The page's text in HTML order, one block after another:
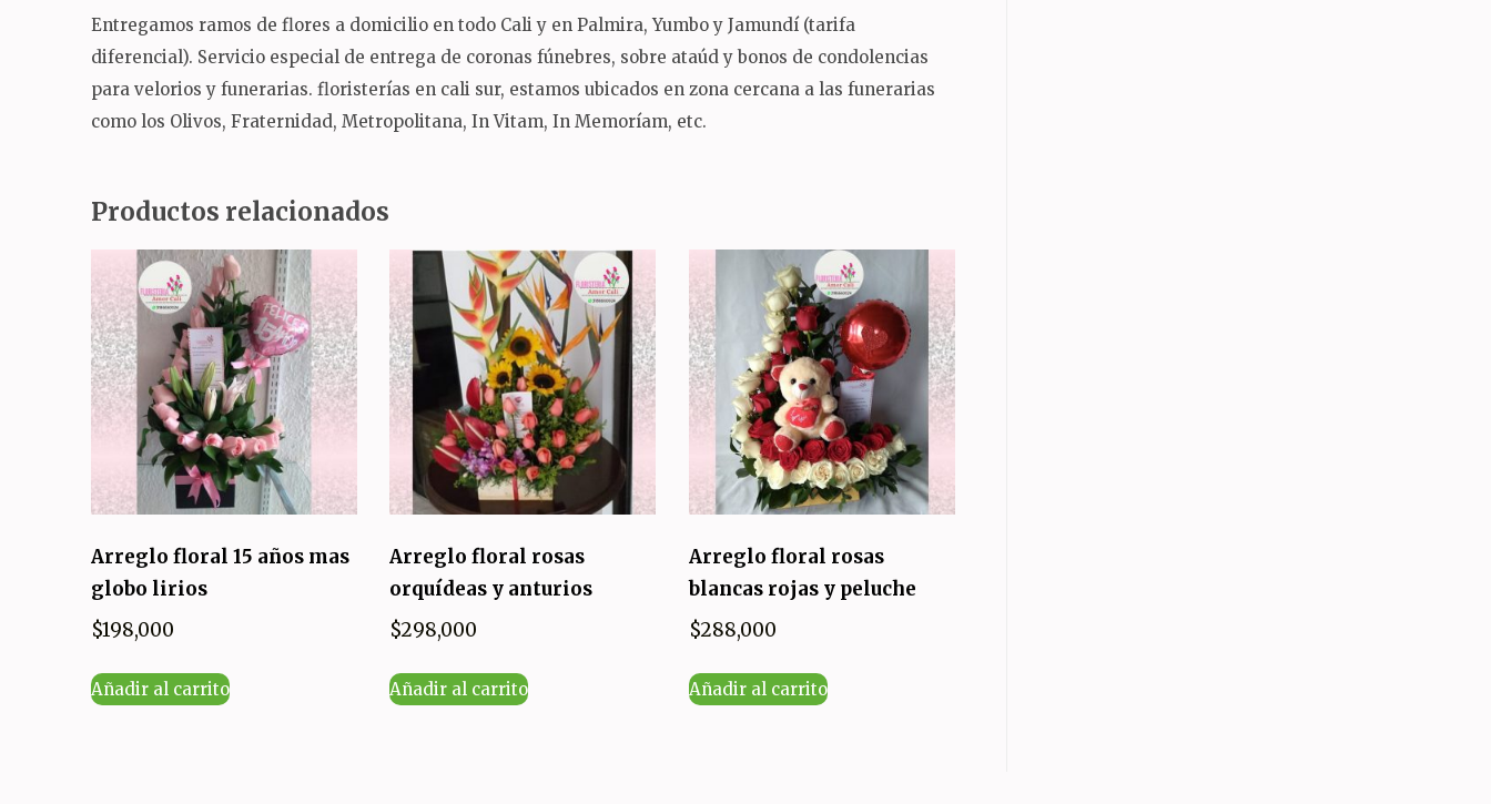
Entregamos ramos de flores a domicilio en todo Cali y en Palmira, Yumbo y Jamundí (tarifa
diferencial). Servicio especial de entrega de coronas fúnebres, sobre ataúd y bonos de condolencias
para velorios y funerarias. floristerías en cali sur, estamos ubicados en zona cercana a las funerarias
como los Olivos, Fraternidad, Metropolitana, In Vitam, In Memoríam, etc.
Productos relacionados
Arreglo floral 15 años mas
globo lirios
$198,000
Añadir al carrito
Arreglo floral rosas
orquídeas y anturios
$298,000
Añadir al carrito
Arreglo floral rosas
blancas rojas y peluche
$288,000
Añadir al carrito